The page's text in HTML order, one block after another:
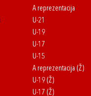
A reprezentacija
U-21
U-19
U-17
U-15
A reprezentacija (Ž)
U-19 (Ž)
U-17 (Ž)